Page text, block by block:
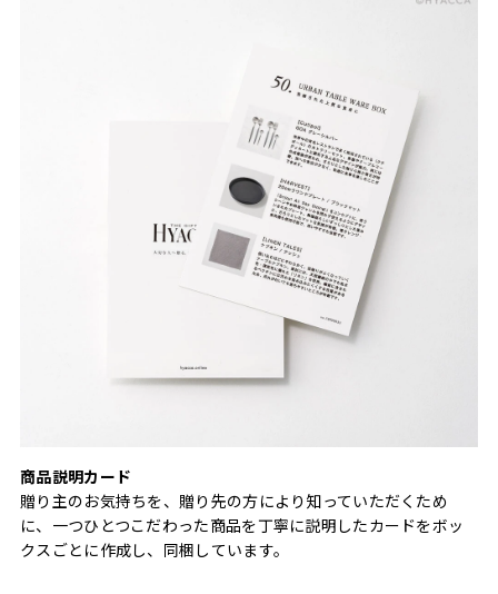
商品説明カード
贈り主のお気持ちを、贈り先の方により知っていただくため
に、一つひとつこだわった商品を丁寧に説明したカードをボッ
クスごとに作成し、同梱しています。